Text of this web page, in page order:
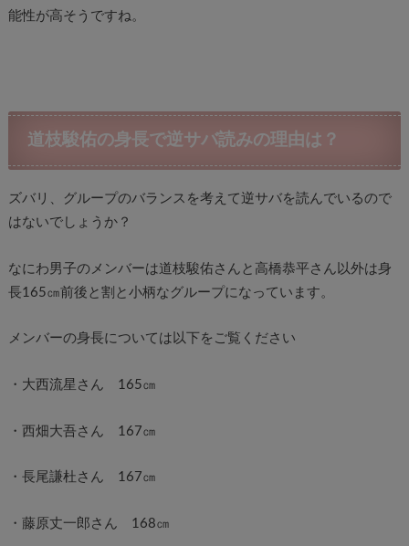
能性が高そうですね。
道枝駿佑の身長で逆サバ読みの理由は？
ズバリ、グループのバランスを考えて逆サバを読んでいるので
はないでしょうか？
なにわ男子のメンバーは道枝駿佑さんと高橋恭平さん以外は身
長165㎝前後と割と小柄なグループになっています。
メンバーの身長については以下をご覧ください
・大西流星さん 165㎝
・西畑大吾さん 167㎝
・長尾謙杜さん 167㎝
・藤原丈一郎さん 168㎝